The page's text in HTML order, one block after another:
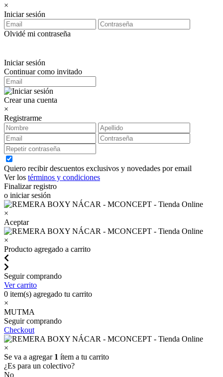
×
Iniciar sesión
Olvidé mi contraseña
Iniciar sesión
Continuar como invitado
Crear una cuenta
×
Registrarme
Quiero recibir descuentos exclusivos y novedades por email
Ver los términos y condiciones
Finalizar registro
o iniciar sesión
×
Aceptar
×
Producto agregado a carrito
Seguir comprando
Ver carrito
0 item(s) agregado tu carrito
×
MUTMA
Seguir comprando
Checkout
×
Se va a agregar 1 ítem a tu carrito
¿Es para un colectivo?
No